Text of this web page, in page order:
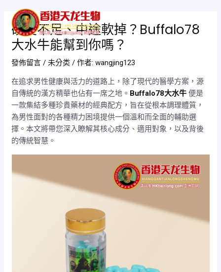
硬度不足、中途軟掉？Buffalo78
大水牛能幫到你嗎？
發佈留言 / 未分类 / 作者:wangjing123
在追求男性健康與活力的道路上，除了現代的醫學方案，源
自傳統的漢方精華也佔有一席之地。 Buffalo78大水牛 便是
一款集結多種珍貴藥材的經典配方，旨在從根本調理體質，
為男性面對的各種精力困境提供一個溫和而全面的輔助選
擇。本文將帶您深入瞭解其核心成分、適用對象，以及背後
的傳統智慧。
navigation